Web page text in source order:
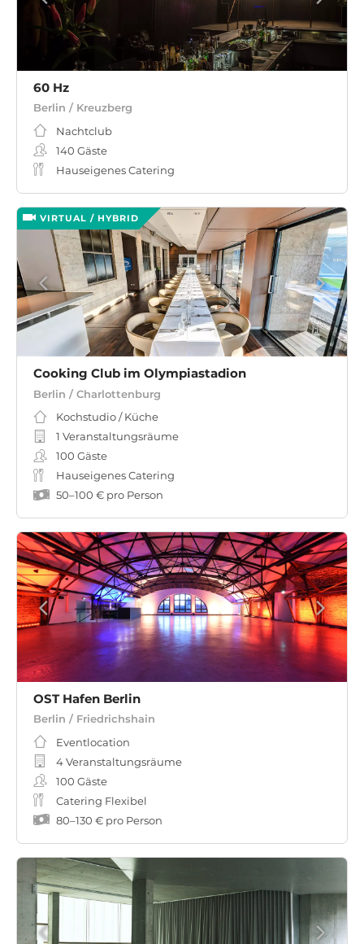
60 Hz
Berlin / Kreuzberg
Nachtclub
140 Gäste
Hauseigenes Catering
VIRTUAL / HYBRID
Cooking Club im Olympiastadion
Berlin / Charlottenburg
Kochstudio / Küche
1 Veranstaltungsräume
100 Gäste
Hauseigenes Catering
50–100 € pro Person
OST Hafen Berlin
Berlin / Friedrichshain
Eventlocation
4 Veranstaltungsräume
100 Gäste
Catering Flexibel
80–130 € pro Person